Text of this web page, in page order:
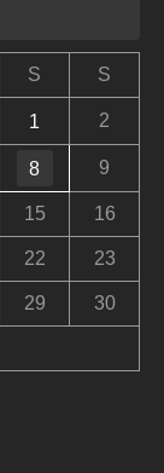
S S
1 2
8 9
15 16
22 23
29 30